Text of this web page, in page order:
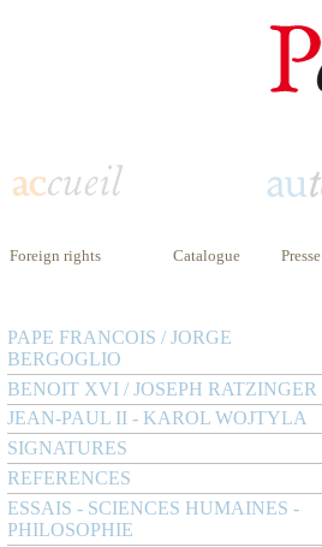
Foreign rights Catalogue Presse
PAPE FRANCOIS / JORGE
BERGOGLIO
BENOIT XVI / JOSEPH RATZINGER
JEAN-PAUL II - KAROL WOJTYLA
SIGNATURES
REFERENCES
ESSAIS - SCIENCES HUMAINES -
PHILOSOPHIE